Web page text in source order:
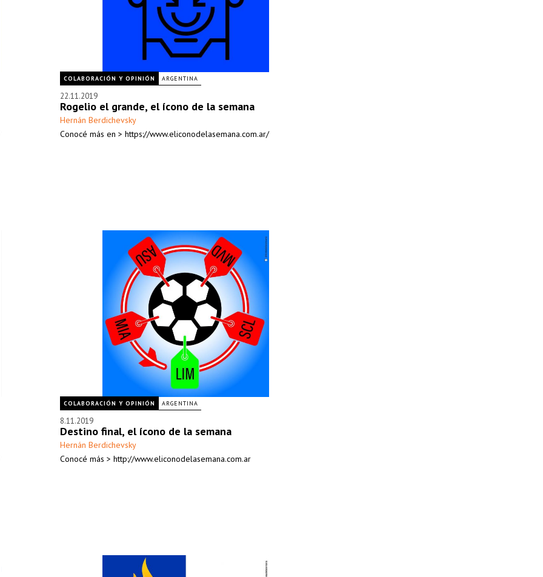
COLABORACIÓN Y OPINIÓN ARGENTINA
22.11.2019
Rogelio el grande, el ícono de la semana
Hernán Berdichevsky
Conocé más en > https://www.eliconodelasemana.com.ar/
COLABORACIÓN Y OPINIÓN ARGENTINA
8.11.2019
Destino final, el ícono de la semana
Hernán Berdichevsky
Conocé más > http://www.eliconodelasemana.com.ar